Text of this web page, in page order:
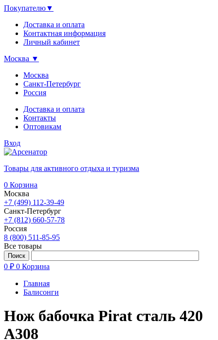
Покупателю▼
Доставка и оплата
Контактная информация
Личный кабинет
Москва ▼
Москва
Санкт-Петербург
Россия
Доставка и оплата
Контакты
Оптовикам
Вход
Товары для активного отдыха и туризма
0 Корзина
Москва
+7 (499) 112-39-49
Санкт-Петербург
+7 (812) 660-57-78
Россия
8 (800) 511-85-95
Все товары
0 ₽ 0 Корзина
Главная
Балисонги
Нож бабочка Pirat сталь 420
A308